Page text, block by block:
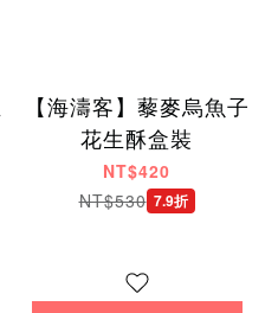
【海濤客】藜麥烏魚子
花生酥盒裝
NT$420
NT$530 7.9折